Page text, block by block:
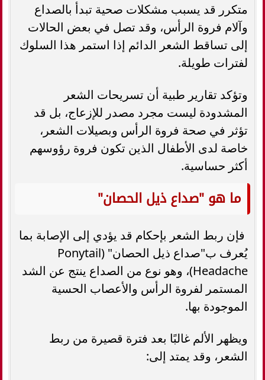
متكرر قد يسبب مشكلات صحية تبدأ بالصداع
وآلام فروة الرأس، وقد تصل في بعض الحالات
إلى تساقط الشعر الدائم إذا استمر هذا السلوك
لفترات طويلة.
وتؤكد تقارير طبية أن تسريحات الشعر
المشدودة ليست مجرد مصدر للإزعاج، بل قد
تؤثر في صحة فروة الرأس وبصيلات الشعر،
خاصة لدى الأطفال الذين تكون فروة رؤوسهم
أكثر حساسية.
ما هو "صداع ذيل الحصان"
فإن ربط الشعر بإحكام قد يؤدي إلى الإصابة بما
يُعرف ب"صداع ذيل الحصان" (Ponytail
Headache)، وهو نوع من الصداع ينتج عن الشد
المستمر لفروة الرأس والأعصاب الحسية
الموجودة بها.
ويظهر الألم غالبًا بعد فترة قصيرة من ربط
الشعر، وقد يمتد إلى: